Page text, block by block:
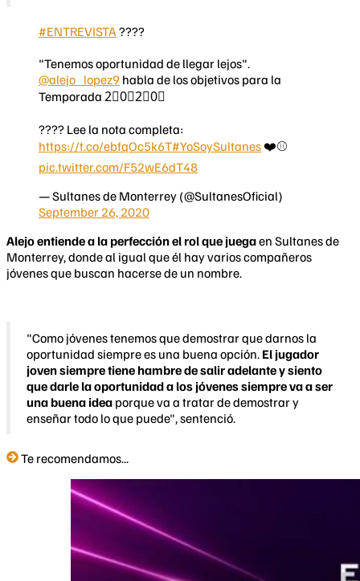
#ENTREVISTA ????️
"Tenemos oportunidad de llegar lejos".
@alejo_lopez9 habla de los objetivos para la
Temporada 2⃣0⃣2⃣0⃣
???? Lee la nota completa:
https://t.co/ebfqOc5k6T#YoSoySultanes ❤️⚾️
pic.twitter.com/F52wE6dT48
— Sultanes de Monterrey (@SultanesOficial)
September 26, 2020
Alejo entiende a la perfección el rol que juegaen Sultanes de
Monterrey, donde al igual que él hay varios compañeros
jóvenes que buscan hacerse de un nombre.
"Como jóvenes tenemos que demostrar que darnos la
oportunidad siempre es una buena opción. El jugador
joven siempre tiene hambre de salir adelante y siento
que darle la oportunidad a los jóvenes siempre va a ser
una buena idea porque va a tratar de demostrar y
enseñar todo lo que puede", sentenció.
Te recomendamos...